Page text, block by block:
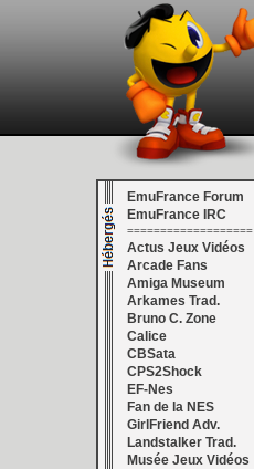
EmuFrance Forum
EmuFrance IRC
===================
Actus Jeux Vidéos
Arcade Fans
Amiga Museum
Arkames Trad.
Bruno C. Zone
Calice
CBSata
CPS2Shock
EF-Nes
Fan de la NES
GirlFriend Adv.
Landstalker Trad.
Musée Jeux Vidéos